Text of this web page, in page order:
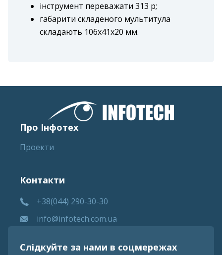
інструмент переважати 313 р;
габарити складеного мультитула
складають 106х41х20 мм.
Про Інфотех
Проекти
Контакти
+38(044) 290-30-30
info@infotech.com.ua
Слідкуйте за нами в соцмережах